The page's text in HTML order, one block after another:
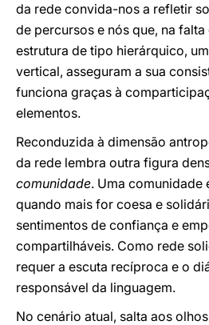
da rede convida-nos a refletir
de percursos e nós que, na
estrutura de tipo hierárquico,
vertical, asseguram a sua
funciona graças à
elementos.
Reconduzida à dimensão
da rede lembra outra figura
comunidade. Uma comunidade
quando mais for coesa e
sentimentos de confiança e
compartilháveis. Como rede
requer a escuta recíproca e o
responsável da linguagem.
No cenário atual, salta aos